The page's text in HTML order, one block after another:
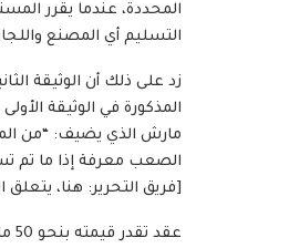
المحددة، عندما يقرر
التسليم أي المصنع
مارش الذي يضيف: “من
الصعب معرفة إذا ما تم
[فريق التحرير: هنا، يتعلق الأمر
عقد تقدر قيمته بنحو 50 مليون يورو